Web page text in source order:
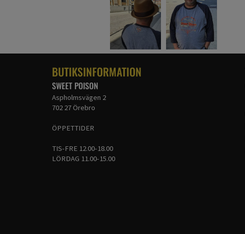
BUTIKSINFORMATION
SWEET POISON
Aspholmsvägen 2
702 27 Örebro
ÖPPETTIDER
TIS-FRE 12.00-18.00
LÖRDAG 11.00-15.00